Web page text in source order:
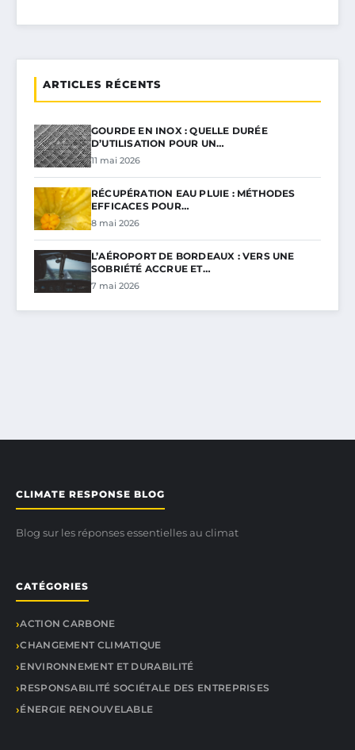
ARTICLES RÉCENTS
GOURDE EN INOX : QUELLE DURÉE
D’UTILISATION POUR UN…
11 mai 2026
RÉCUPÉRATION EAU PLUIE : MÉTHODES
EFFICACES POUR…
8 mai 2026
L’AÉROPORT DE BORDEAUX : VERS UNE
SOBRIÉTÉ ACCRUE ET…
7 mai 2026
CLIMATE RESPONSE BLOG
Blog sur les réponses essentielles au climat
CATÉGORIES
ACTION CARBONE
CHANGEMENT CLIMATIQUE
ENVIRONNEMENT ET DURABILITÉ
RESPONSABILITÉ SOCIÉTALE DES ENTREPRISES
ÉNERGIE RENOUVELABLE